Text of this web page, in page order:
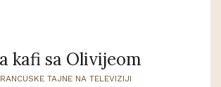
kafi sa Olivijeom
TAJNE NA TELEVIZIJI